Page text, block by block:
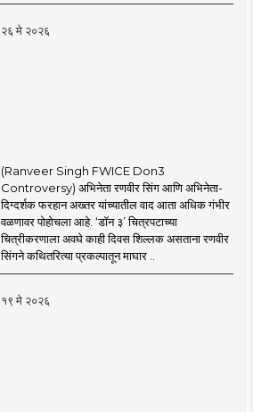
२६ मे २०२६
(Ranveer Singh FWICE Don3
Controversy) अभिनेता रणवीर सिंग आणि अभिनेता-
दिग्दर्शक फरहान अख्तर यांच्यातील वाद आता अधिक गंभीर
वळणावर पोहोचला आहे. ‘डॉन ३’ चित्रपटाच्या
चित्रीकरणाला अवघे काही दिवस शिल्लक असताना रणवीर
सिंगने कथितरित्या प्रकल्पातून माघार ..
१९ मे २०२६